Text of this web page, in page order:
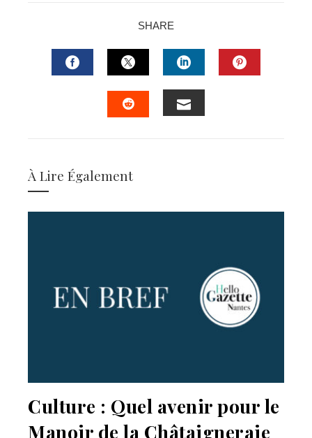
SHARE
FACEBOOKTWITTERLINKEDIN
À Lire Également
Culture : Quel avenir pour le
Manoir de la Châtaigneraie